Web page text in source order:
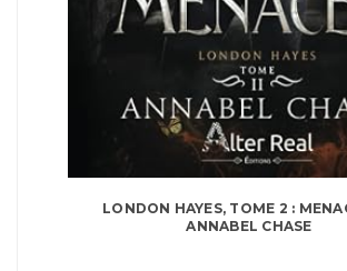
LONDON HAYES, TOME 2 :
ANNABEL CHASE